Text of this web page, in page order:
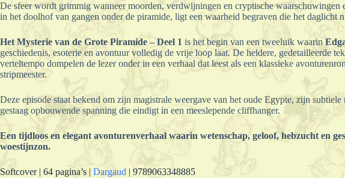
De sfeer wordt grimmig wanneer moorden, verdwijningen en cryptische waarschuwingen
in het doolhof van gangen onder de piramide, ligt een waarheid begraven die het daglicht
Het Mysterie van de Grote Piramide – Deel 1 is het begin van een tweeluik waarin
geschiedenis, esoterie en avontuur volledig de vrije loop laat. De heldere, gedetailleerde
verteltempo dompelen de lezer onder in een verhaal dat leest als een klassieke
stripmeester.
Deze episode staat bekend om zijn magistrale weergave van het oude Egypte, zijn
gestaag opbouwende spanning die eindigt in een meeslepende cliffhanger.
Een tijdloos en elegant avonturenverhaal waarin wetenschap, geloof, hebzucht en
woestijnzon.
Softcover | 64 pagina’s | Dargaud | 9789063348885